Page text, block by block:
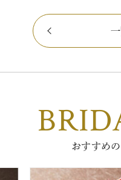
おすすめ